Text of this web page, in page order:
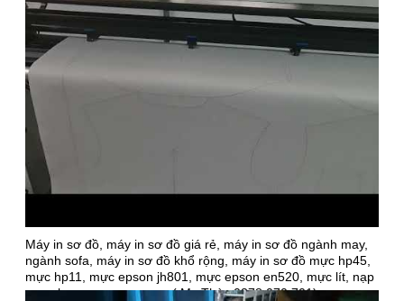
Máy in sơ đồ, máy in sơ đồ giá rẻ, máy in sơ đồ ngành may,
ngành sofa, máy in sơ đồ khổ rộng, máy in sơ đồ mực hp45,
mực hp11, mực epson jh801, mực epson en520, mực lít, nạp
mực, bơm mực, sạc mực ( Ms Thùy 0378 070 701)